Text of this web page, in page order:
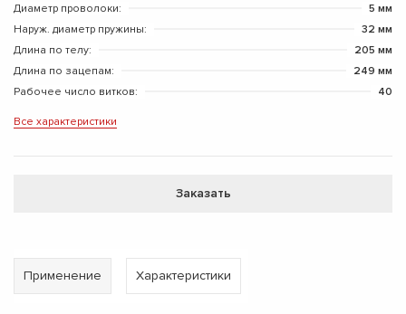
Диаметр проволоки:
5 мм
Наруж. диаметр пружины:
32 мм
Длина по телу:
205 мм
Длина по зацепам:
249 мм
Рабочее число витков:
40
Все характеристики
Заказать
Применение Характеристики